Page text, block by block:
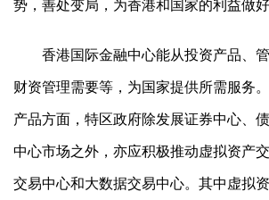
势，善处变局，为香港和国家的利益做好
香港国际金融中心能从投资产品、
财资管理需要等，为国家提供所需服务
产品方面，特区政府除发展证券中心、
中心市场之外，亦应积极推动虚拟资产
交易中心和大数据交易中心。其中虚拟